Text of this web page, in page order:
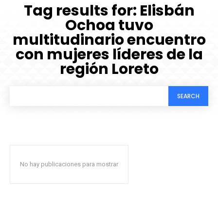
Tag results for: Elisbán
Ochoa tuvo
multitudinario encuentro
con mujeres líderes de la
región Loreto
SEARCH
No hay publicaciones para mostrar